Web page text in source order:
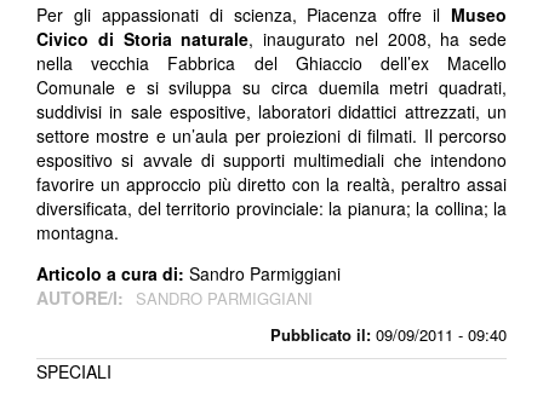
Pubblicato il: 09/09/2011 - 09:40
Per gli appassionati di scienza, Piacenza offre il Museo
Civico di Storia naturale, inaugurato nel 2008, ha sede
nella vecchia Fabbrica del Ghiaccio dell’ex Macello
Comunale e si sviluppa su circa duemila metri quadrati,
suddivisi in sale espositive, laboratori didattici attrezzati, un
settore mostre e un’aula per proiezioni di filmati. Il percorso
espositivo si avvale di supporti multimediali che intendono
favorire un approccio più diretto con la realtà, peraltro assai
diversificata, del territorio provinciale: la pianura; la collina; la
montagna.
Articolo a cura di: Sandro Parmiggiani
AUTORE/I:
SANDRO PARMIGGIANI
SPECIALI